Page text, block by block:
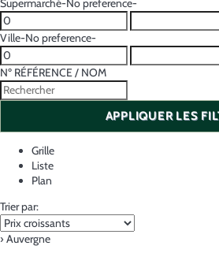
Supermarché-No preference-
Ville-No preference-
Nº RÉFÉRENCE / NOM
APPLIQUER LES
Grille
Liste
Plan
Trier par:
› Auvergne